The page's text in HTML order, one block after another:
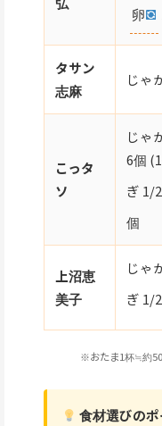
卵
タサン
志麻
じゃ
こっタ
ソ
じゃ
6個
ぎ 1/
個
上沼恵
美子
じゃ
ぎ 1/
※おたま1杯≒約
食材選びのポ